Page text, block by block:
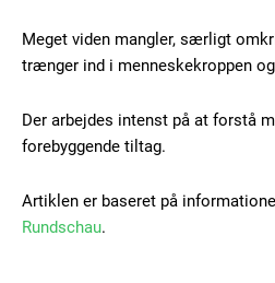
Meget viden mangler, særligt
trænger ind i menneskekroppen
Der arbejdes intenst på at forstå
forebyggende tiltag.
Artiklen er baseret på
Rundschau.